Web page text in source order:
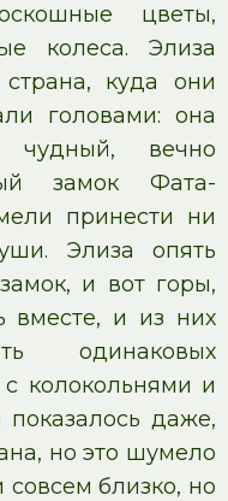
цветы,
колеса. Элиза
куда они
головами: она
вечно
замок Фата-
принести ни
Элиза опять
и вот горы,
вместе, и из них
одинаковых
колокольнями и
даже,
но это шумело
близко, но